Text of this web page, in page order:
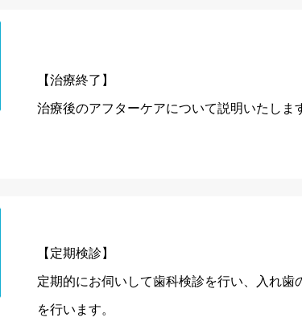
【治療終了】
治療後のアフターケアについて説明いたしま
【定期検診】
定期的にお伺いして歯科検診を行い、入れ歯
を行います。